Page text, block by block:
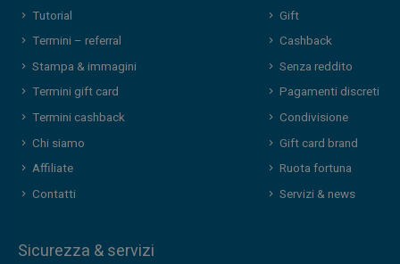
Tutorial
Termini – referral
Stampa & immagini
Termini gift card
Termini cashback
Chi siamo
Affiliate
Contatti
Gift
Cashback
Senza reddito
Pagamenti discreti
Condivisione
Gift card brand
Ruota fortuna
Servizi & news
Sicurezza & servizi